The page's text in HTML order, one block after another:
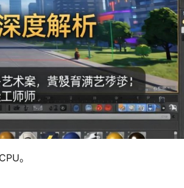
。